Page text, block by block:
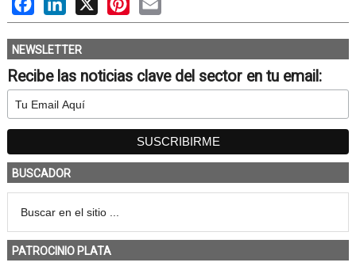
NEWSLETTER
Recibe las noticias clave del sector en tu email:
BUSCADOR
PATROCINIO PLATA